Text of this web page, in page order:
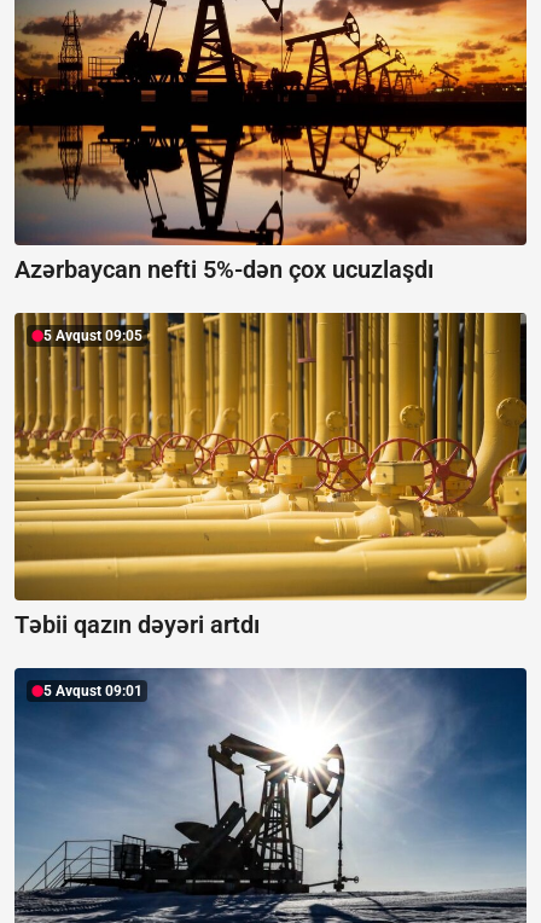
Azərbaycan nefti 5%-dən çox ucuzlaşdı
5 Avqust 09:05
Təbii qazın dəyəri artdı
5 Avqust 09:01